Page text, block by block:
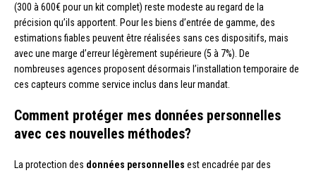
(300 à 600€ pour un kit complet) reste modeste au regard de la
précision qu’ils apportent. Pour les biens d’entrée de gamme, des
estimations fiables peuvent être réalisées sans ces dispositifs, mais
avec une marge d’erreur légèrement supérieure (5 à 7%). De
nombreuses agences proposent désormais l’installation temporaire de
ces capteurs comme service inclus dans leur mandat.
Comment protéger mes données personnelles
avec ces nouvelles méthodes?
La protection des données personnelles est encadrée par des